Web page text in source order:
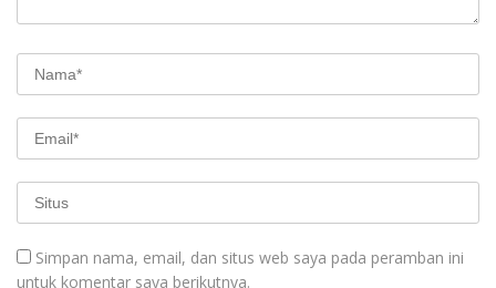
Simpan nama, email, dan situs web saya pada peramban ini
untuk komentar saya berikutnya.